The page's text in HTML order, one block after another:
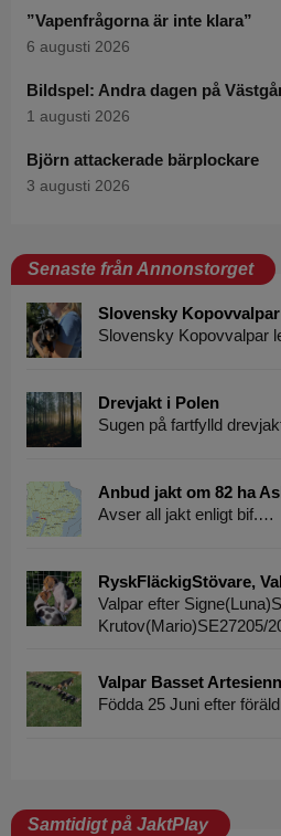
”Vapenfrågorna är inte klara”
6 augusti 2026
Bildspel: Andra dagen på
1 augusti 2026
Björn attackerade bärplockare
3 augusti 2026
Senaste från Annonstorget
Slovensky Kopovvalpar
Slovensky Kopovvalpar
Drevjakt i Polen
Sugen på fartfylld
Anbud jakt om 82 ha
Avser all jakt enligt bif.…
RyskFläckigStövare,
Valpar efter
Krutov(Mario)SE27205/
Valpar Basset
Födda 25 Juni efter
Samtidigt på JaktPlay